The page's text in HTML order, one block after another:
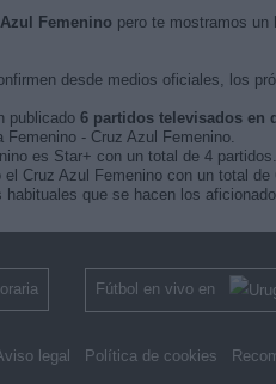
Femenino pero te mostramos un
desde medios oficiales, los
publicado 6 partidos televisados en
- Cruz Azul Femenino.
es Star+ con un total de 4 partidos.
Cruz Azul Femenino con un total de
que se hacen los
Fútbol en vivo en
legal Política de cookies